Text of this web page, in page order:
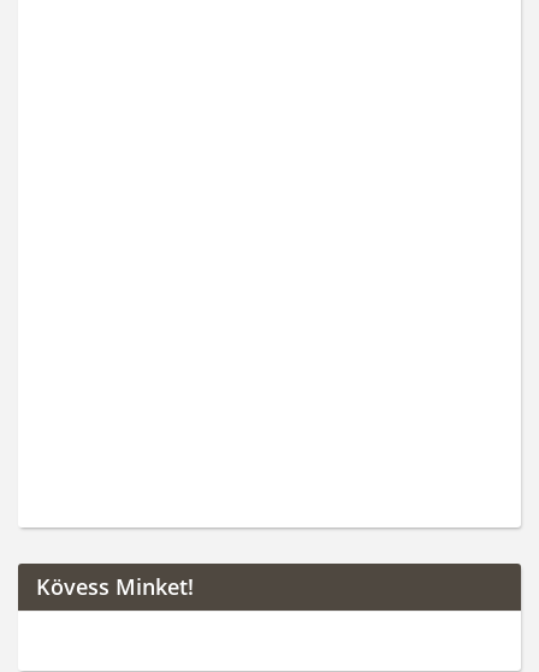
Kövess Minket!